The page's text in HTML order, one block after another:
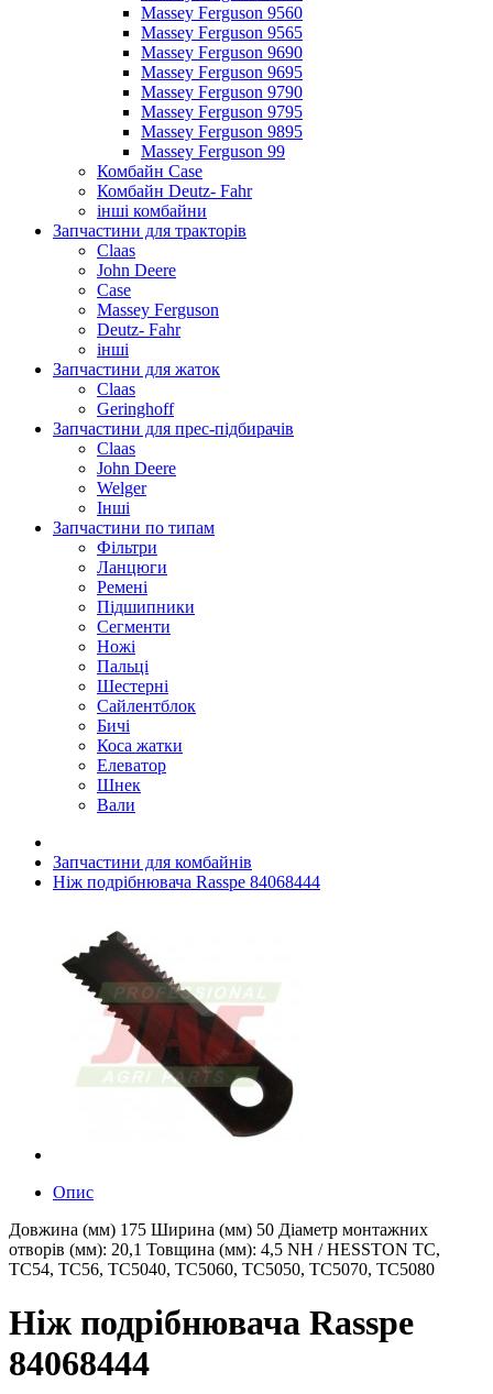
Massey Ferguson 9560
Massey Ferguson 9565
Massey Ferguson 9690
Massey Ferguson 9695
Massey Ferguson 9790
Massey Ferguson 9795
Massey Ferguson 9895
Massey Ferguson 99
Комбайн Case
Комбайн Deutz- Fahr
інші комбайни
Запчастини для тракторів
Claas
John Deere
Case
Massey Ferguson
Deutz- Fahr
інші
Запчастини для жаток
Claas
Geringhoff
Запчастини для прес-підбирачів
Claas
John Deere
Welger
Інші
Запчастини по типам
Фільтри
Ланцюги
Ремені
Підшипники
Сегменти
Ножі
Пальці
Шестерні
Сайлентблок
Бичі
Коса жатки
Елеватор
Шнек
Вали
Запчастини для комбайнів
Ніж подрібнювача Rasspe 84068444
Опис
Довжина (мм) 175 Ширина (мм) 50 Діаметр монтажних
отворів (мм): 20,1 Товщина (мм): 4,5 NH / HESSTON TC,
TC54, TC56, TC5040, TC5060, TC5050, TC5070, TC5080
Ніж подрібнювача Rasspe
84068444